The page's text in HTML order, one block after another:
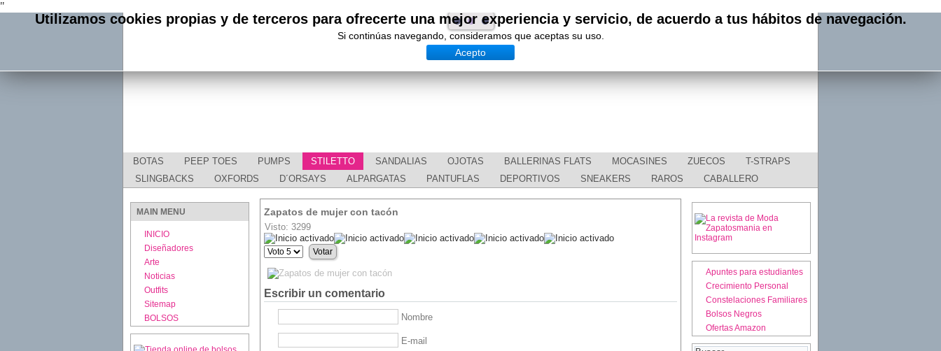
"
BOTAS PEEP TOES PUMPS STILETTO SANDALIAS OJOTAS BALLERINAS FLATS MOCASINES ZUECOS
T-STRAPS
SLINGBACKS
OXFORDS D´ORSAYS ALPARGATAS PANTUFLAS DEPORTIVOS SNEAKERS RAROS CABALLERO
Utilizamos cookies propias y de terceros para ofrecerte una mejor experiencia y servicio, de acuerdo a tus hábitos de navegación.
Si continúas navegando, consideramos que aceptas su uso.
Acepto
MAIN MENU
INICIO
Diseñadores
Arte
Noticias
Outfits
Sitemap
BOLSOS
Zapatos de mujer con tacón
Visto: 3299
Ratio:5/ 5
Por
favor,
vote
Escribir un comentario
Nombre
E-mail
Apuntes para estudiantes
Crecimiento Personal
Constelaciones Familiares
Bolsos Negros
Ofertas Amazon